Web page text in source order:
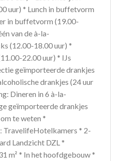
uur) * Lunch in buffetvorm
in buffetvorm (19.00-
van de à-la-
(12.00-18.00 uur) *
22.00 uur) * IJs
geïmporteerde drankjes
drankjes (24 uur
Dineren in 6 à-la-
geïmporteerde drankjes
te weten *
TravelifeHotelkamers * 2-
Landzicht DZL *
m² * In het hoofdgebouw *